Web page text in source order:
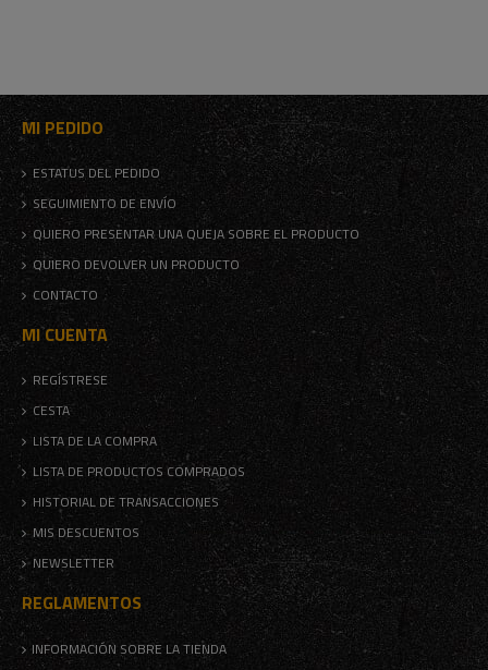
MI PEDIDO
ESTATUS DEL PEDIDO
SEGUIMIENTO DE ENVÍO
QUIERO PRESENTAR UNA QUEJA SOBRE EL PRODUCTO
QUIERO DEVOLVER UN PRODUCTO
CONTACTO
MI CUENTA
REGÍSTRESE
CESTA
LISTA DE LA COMPRA
LISTA DE PRODUCTOS COMPRADOS
HISTORIAL DE TRANSACCIONES
MIS DESCUENTOS
NEWSLETTER
REGLAMENTOS
INFORMACIÓN SOBRE LA TIENDA